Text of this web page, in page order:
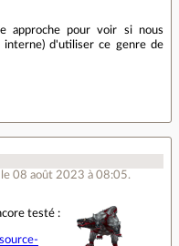
approche pour voir si nous
interne) d'utiliser ce genre de
le 08 août 2023 à 08:05.
testé :